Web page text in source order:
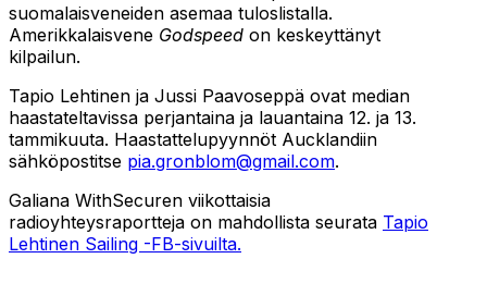
suomalaisveneiden asemaa tuloslistalla.
Amerikkalaisvene Godspeed on keskeyttänyt
kilpailun.
Tapio Lehtinen ja Jussi Paavoseppä ovat median
haastateltavissa perjantaina ja lauantaina 12. ja 13.
tammikuuta. Haastattelupyynnöt Aucklandiin
sähköpostitse pia.gronblom@gmail.com.
Galiana WithSecuren viikottaisia
radioyhteysraportteja on mahdollista seurata Tapio
Lehtinen Sailing -FB-sivuilta.